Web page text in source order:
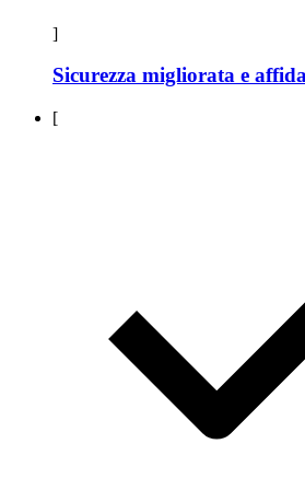
]
Sicurezza migliorata e
[